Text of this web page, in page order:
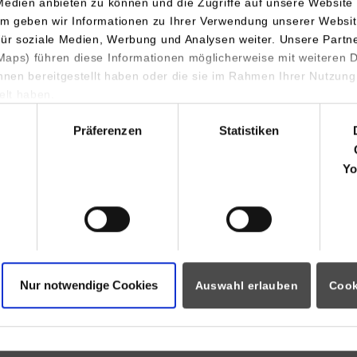
geben wir Informationen zu Ihrer Verwendung unserer
soziale Medien, Werbung und Analysen weiter. Unsere
führen diese Informationen möglicherweise mit weiteren
bereitgestellt haben oder die sie im Rahmen Ihrer
Präferenzen Statistiken
Nur notwendige Cookies Auswahl erlauben
70178Stuttgart
Tel.:0711/1849-4592
Fax: 0711/1849-4581